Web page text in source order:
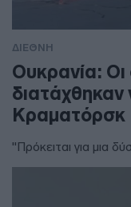
ΔΙΕΘΝΗ
Ουκρανία: Οι
Κραματόρσκ
"Πρόκειται για μια